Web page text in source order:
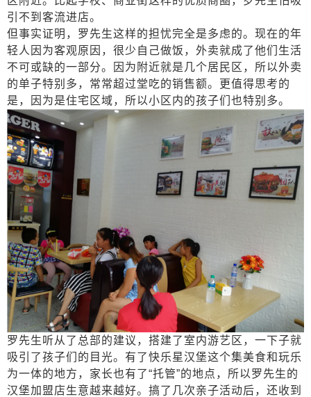
引不到客流进店。
但事实证明，罗先生这样的担忧完全是多虑的。现在的年
轻人因为客观原因，很少自己做饭，外卖就成了他们生活
不可或缺的一部分。因为附近就是几个居民区，所以外卖
的单子特别多，常常超过堂吃的销售额。更值得思考的
是，因为是住宅区域，所以小区内的孩子们也特别多。
罗先生听从了总部的建议，搭建了室内游艺区，一下子就
吸引了孩子们的目光。有了快乐星汉堡这个集美食和玩乐
为一体的地方，家长也有了“托管”的地点，所以罗先生的
汉堡加盟店生意越来越好。搞了几次亲子活动后，还收到